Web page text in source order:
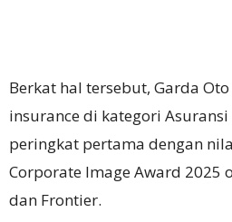
Berkat hal tersebut, Garda
insurance di kategori
peringkat pertama dengan
Corporate Image Award 2025
dan Frontier.